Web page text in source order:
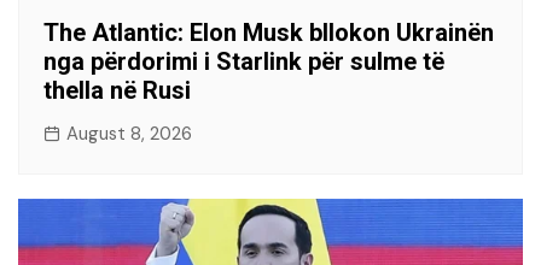
The Atlantic: Elon Musk bllokon Ukrainën
nga përdorimi i Starlink për sulme të
thella në Rusi
August 8, 2026